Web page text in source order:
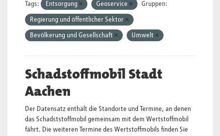
Tags: Entsorgung Geoservice Gruppen:
Regierung und öffentlicher Sektor
Bevölkerung und Gesellschaft Umwelt
Schadstoffmobil Stadt
Aachen
Der Datensatz enthält die Standorte und Termine, an denen
das Schadststoffmobil gemeinsam mit dem Wertstoffmobil
fährt. Die weiteren Termine des Wertstoffmobils finden Sie